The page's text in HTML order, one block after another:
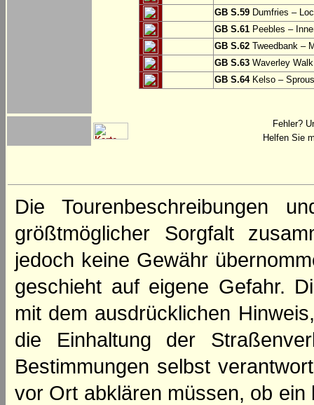
GB S.59 Dumfries –
GB S.61 Peebles –
GB S.62 Tweedbank –
GB S.63 Waverley
GB S.64Kelso –
Fehler?
Helfen Sie
Die Tourenbeschreibungen
größtmöglicher Sorgfalt
jedoch keine Gewähr
geschieht auf eigene Gefahr.
mit dem ausdrücklichen
die Einhaltung der
Bestimmungen selbst
vor Ort abklären müssen, ob